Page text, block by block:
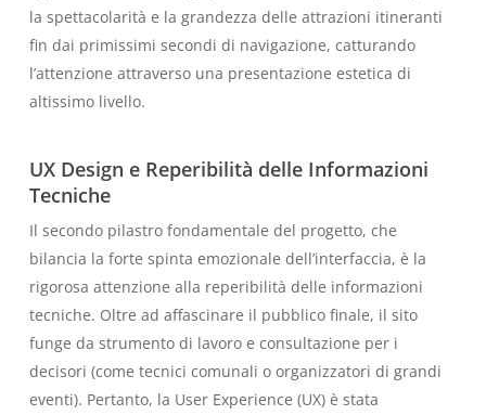
la spettacolarità e la grandezza delle attrazioni itineranti
fin dai primissimi secondi di navigazione, catturando
l’attenzione attraverso una presentazione estetica di
altissimo livello.
UX Design e Reperibilità delle Informazioni
Tecniche
Il secondo pilastro fondamentale del progetto, che
bilancia la forte spinta emozionale dell’interfaccia, è la
rigorosa attenzione alla reperibilità delle informazioni
tecniche. Oltre ad affascinare il pubblico finale, il sito
funge da strumento di lavoro e consultazione per i
decisori (come tecnici comunali o organizzatori di grandi
eventi). Pertanto, la User Experience (UX) è stata